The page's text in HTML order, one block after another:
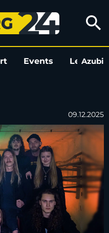
für Amberg:
search
Events LeoAzubi
09.12.2025